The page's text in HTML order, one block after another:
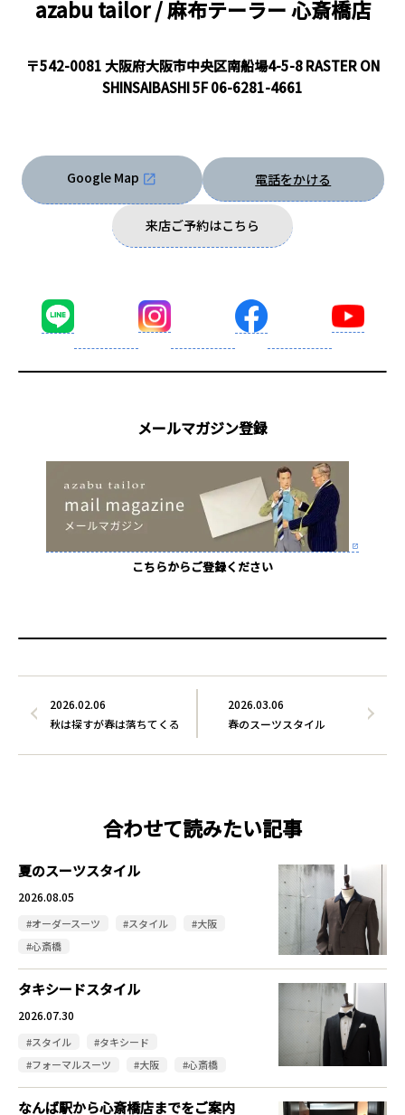
azabu tailor / 麻布テーラー心斎橋店
〒542-0081 大阪府大阪市中央区南船場4-5-8 RASTER ON
SHINSAIBASHI 5F06-6281-4661
Google Map 電話をかける
来店ご予約はこちら
メールマガジン登録
こちらからご登録ください
2026.03.06
春のスーツスタイル
2026.02.06
秋は探すが春は落ちてくる
合わせて読みたい記事
夏のスーツスタイル
2026.08.05
#オーダースーツ #スタイル
#大阪
#心斎橋
タキシードスタイル
2026.07.30
#スタイル
#タキシード
#フォーマルスーツ
#大阪 #心斎橋
なんば駅から心斎橋店までをご案内